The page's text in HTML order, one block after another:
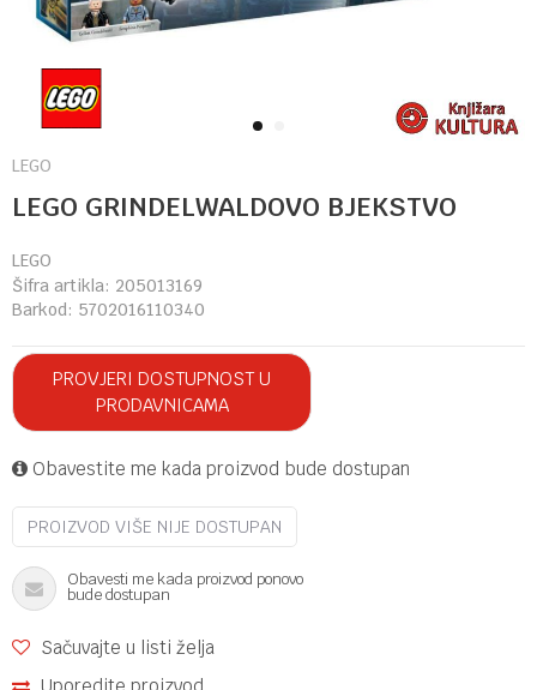
1
LEGO
LEGO GRINDELWALDOVO BJEKSTVO
LEGO
Šifra artikla: 205013169
Barkod: 5702016110340
PROVJERI DOSTUPNOST U
PRODAVNICAMA
Obavestite me kada proizvod bude dostupan
PROIZVOD VIŠE NIJE DOSTUPAN
Obavesti me kada proizvod ponovo
bude dostupan
Sačuvajte u listi želja